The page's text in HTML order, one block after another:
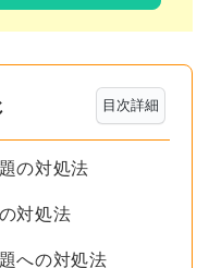
目次詳細
の対処法
対処法
への対処法